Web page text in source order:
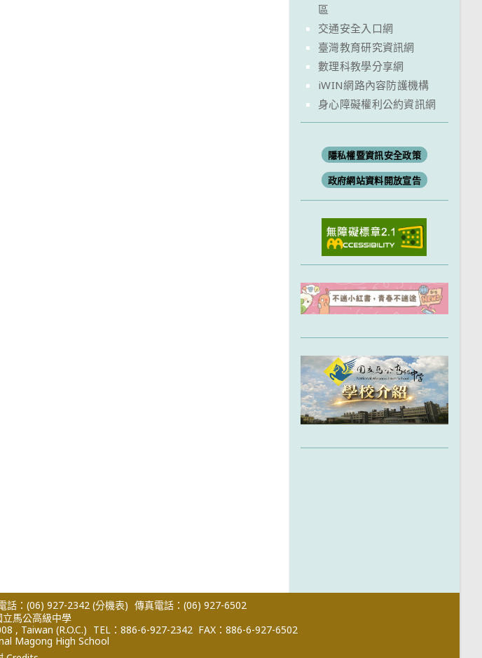
區
交通安全入口網
臺灣教育研究資訊網
數理科教學分享網
iWIN網路內容防護機構
身心障礙權利公約資訊網
隱私權暨資訊安全政策
政府網站資料開放宣告
話：(06) 927-2342 (分機表) 傳真電話：(06) 927-6502
馬公高級中學
, Taiwan (R.O.C.) TEL：886-6-927-2342 FAX：886-6-927-6502
Magong High School